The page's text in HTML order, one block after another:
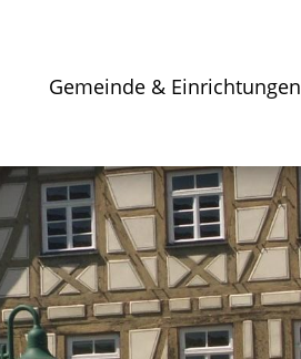
Gemeinde & Einrichtungen